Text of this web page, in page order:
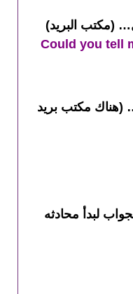
(مكتب البريد)
…. Could you
(هناك مكتب بريد
لبدأ محادثه